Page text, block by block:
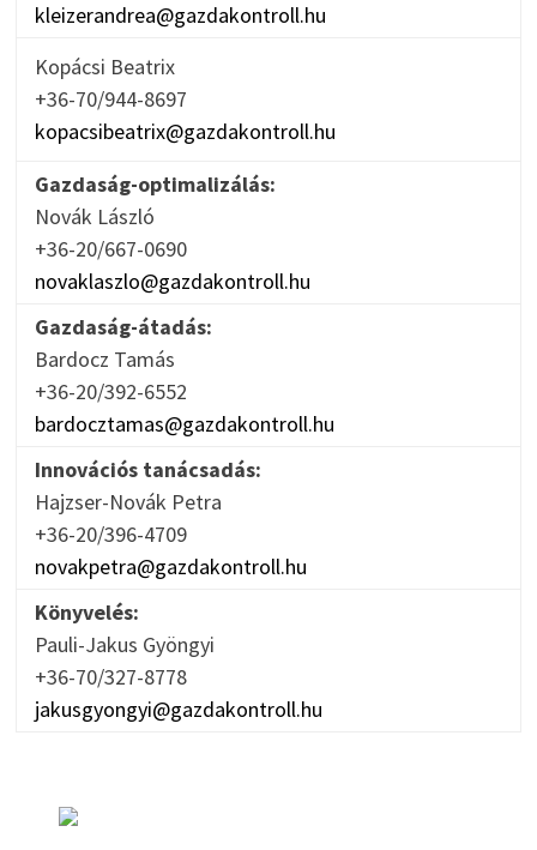
kleizerandrea@gazdakontroll.hu
Kopácsi Beatrix
+36-70/944-8697
kopacsibeatrix@gazdakontroll.hu
Gazdaság-optimalizálás:
Novák László
+36-20/667-0690
novaklaszlo@gazdakontroll.hu
Gazdaság-átadás:
Bardocz Tamás
+36-20/392-6552
bardocztamas@gazdakontroll.hu
Innovációs tanácsadás:
Hajzser-Novák Petra
+36-20/396-4709
novakpetra@gazdakontroll.hu
Könyvelés:
Pauli-Jakus Gyöngyi
+36-70/327-8778
jakusgyongyi@gazdakontroll.hu